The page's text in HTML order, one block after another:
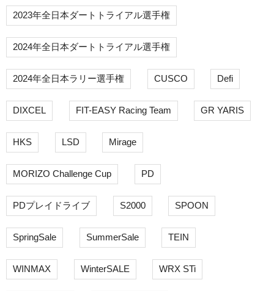
2023年全日本ダートトライアル選手権
2024年全日本ダートトライアル選手権
2024年全日本ラリー選手権 CUSCO Defi
DIXCEL FIT-EASY Racing Team GR YARIS
HKS LSD Mirage
MORIZO Challenge Cup PD
PDプレイドライブ S2000 SPOON
SpringSale SummerSale TEIN
WINMAX WinterSALE WRX STi